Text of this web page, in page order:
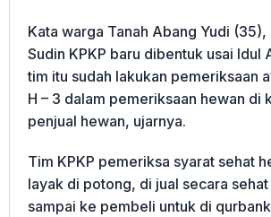
Kata warga Tanah Abang Yudi
Sudin KPKP baru dibentuk usai Idul
tim itu sudah lakukan pemeriksaan
H – 3 dalam pemeriksaan hewan di
penjual hewan, ujarnya.
Tim KPKP pemeriksa syarat sehat
layak di potong, di jual secara
sampai ke pembeli untuk di